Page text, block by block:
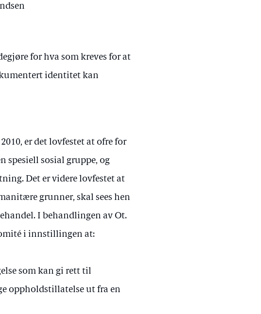
for hva som kreves for at
identitet kan
er det lovfestet at ofre for
spesiell sosial gruppe, og
Det er videre lovfestet at
grunner, skal sees hen
I behandlingen av Ot.
i innstillingen at:
som kan gi rett til
oppholdstillatelse ut fra en